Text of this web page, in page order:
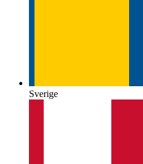
Sverige